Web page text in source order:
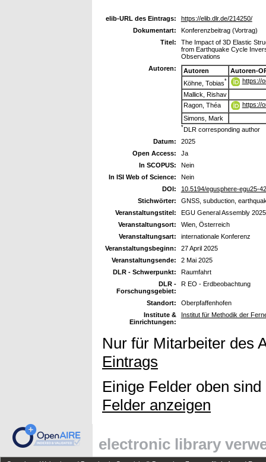
elib-URL des Eintrags:
https://elib.dlr.de/214250/
Dokumentart:
Konferenzbeitrag (Vortrag)
Titel:
The Impact of 3D Elastic
from Earthquake Cycle
Observations
Autoren:
Autoren
Autoren-
Köhne, Tobias*
https://
Mallick, Rishav
Ragon, Théa
https://
Simons, Mark
*DLR corresponding author
Datum:
2025
Open Access:
Ja
In SCOPUS:
Nein
In ISI Web of Science:
Nein
DOI:
10.5194/egusphere-egu25-
Stichwörter:
GNSS, subduction,
Veranstaltungstitel:
EGU General Assembly 2025
Veranstaltungsort:
Wien, Österreich
Veranstaltungsart:
internationale Konferenz
Veranstaltungsbeginn:
27 April 2025
Veranstaltungsende:
2 Mai 2025
DLR - Schwerpunkt:
Raumfahrt
DLR -
Forschungsgebiet:
R EO - Erdbeobachtung
Standort:
Oberpfaffenhofen
Institute &
Einrichtungen:
Institut für Methodik der
Nur für Mitarbeiter des
Eintrags
Einige Felder oben
Felder anzeigen
electronic library